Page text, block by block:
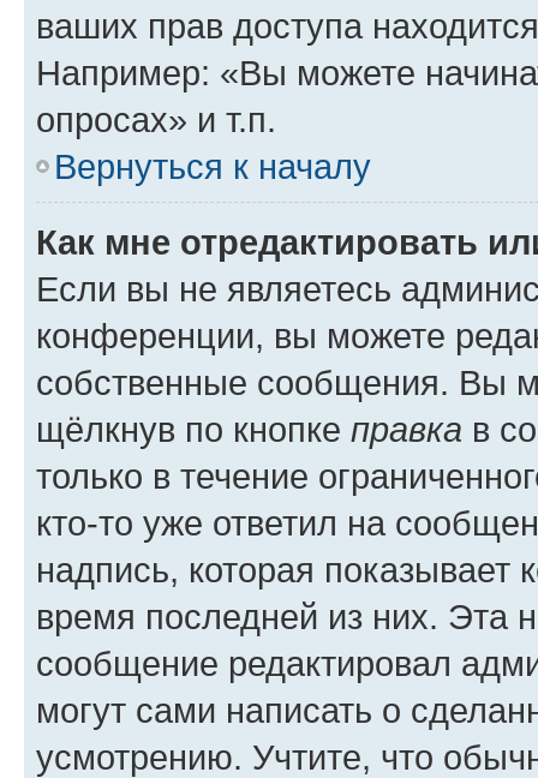
ваших прав доступа
Например: «Вы можете
опросах» и т.п.
Вернуться к началу
Как мне отредактировать
Если вы не являетесь
конференции, вы можете
собственные сообщения. Вы
щёлкнув по кнопке правка в
только в течение
кто-то уже ответил на
надпись, которая показывает
время последней из них. Эта
сообщение редактировал
могут сами написать о
усмотрению. Учтите, что